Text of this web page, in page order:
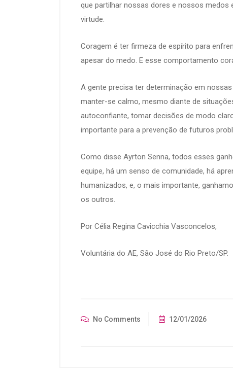
que partilhar nossas dores e nossos medos
virtude.
Coragem é ter firmeza de espírito para
apesar do medo. E esse comportamento
A gente precisa ter determinação em
manter-se calmo, mesmo diante de
autoconfiante, tomar decisões de modo
importante para a prevenção de futuros
Como disse Ayrton Senna, todos esses
equipe, há um senso de comunidade, há
humanizados, e, o mais importante,
os outros.
Por Célia Regina
Voluntária do AE, São José do Rio Preto/SP.
No Comments 12/01/2026